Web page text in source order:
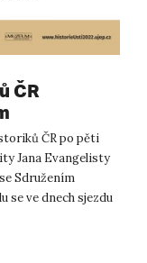
ČR
ČR po pěti
Jana Evangelisty
Sdružením
se ve dnech sjezdu